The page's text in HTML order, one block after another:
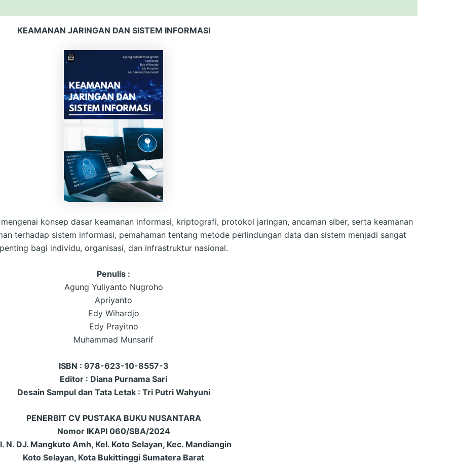
KEAMANAN JARINGAN DAN SISTEM INFORMASI
konsep dasar keamanan informasi, kriptografi, protokol jaringan, ancaman siber, serta keamanan
terhadap sistem informasi, pemahaman tentang metode perlindungan data dan sistem menjadi sangat
bagi individu, organisasi, dan infrastruktur nasional.
Penulis :
Agung Yuliyanto Nugroho
Apriyanto
Edy Wihardjo
Edy Prayitno
Muhammad Munsarif
ISBN : 978-623-10-8557-3
Editor : Diana Purnama Sari
Desain Sampul dan Tata Letak : Tri Putri Wahyuni
PENERBIT CV PUSTAKA BUKU NUSANTARA
Nomor IKAPI 060/SBA/2024
N. DJ. Mangkuto Amh, Kel. Koto Selayan, Kec. Mandiangin
Koto Selayan, Kota Bukittinggi Sumatera Barat